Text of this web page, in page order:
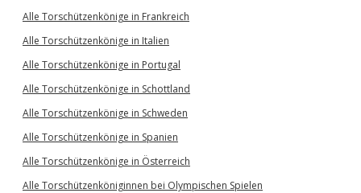
Alle Torschützenkönige in Frankreich
Alle Torschützenkönige in Italien
Alle Torschützenkönige in Portugal
Alle Torschützenkönige in Schottland
Alle Torschützenkönige in Schweden
Alle Torschützenkönige in Spanien
Alle Torschützenkönige in Österreich
Alle Torschützenköniginnen bei Olympischen Spielen